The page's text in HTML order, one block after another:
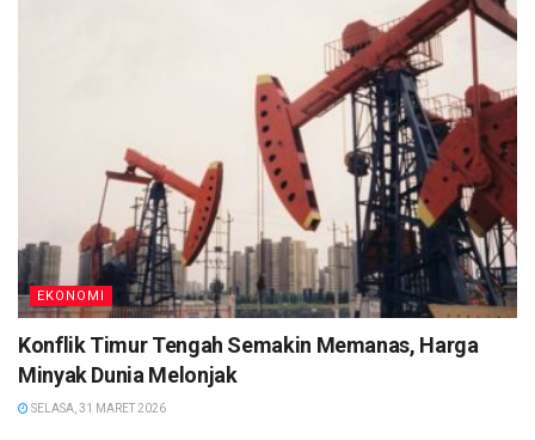
EKONOMI
Konflik Timur Tengah Semakin Memanas, Harga
Minyak Dunia Melonjak
SELASA, 31 MARET 2026